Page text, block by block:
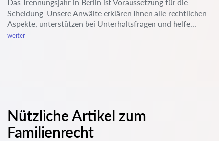
Das Trennungsjahr in Berlin ist Voraussetzung für die
Scheidung. Unsere Anwälte erklären Ihnen alle rechtlichen
Aspekte, unterstützen bei Unterhaltsfragen und helfe...
weiter
Nützliche Artikel zum
Familienrecht